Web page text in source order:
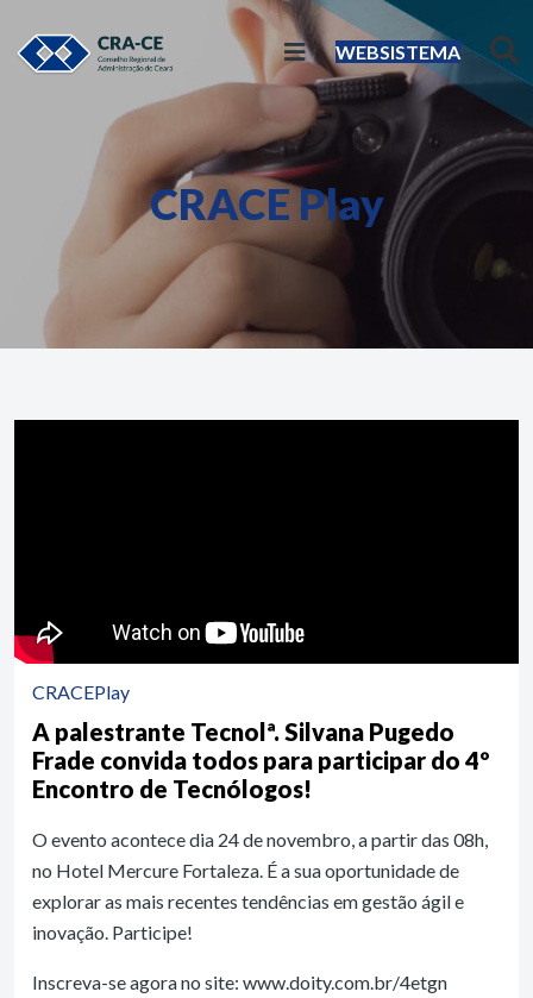
WEBSISTEMA
CRACE Play
CRACEPlay
A palestrante Tecnolª. Silvana Pugedo
Frade convida todos para participar do 4º
Encontro de Tecnólogos!
O evento acontece dia 24 de novembro, a partir das 08h,
no Hotel Mercure Fortaleza. É a sua oportunidade de
explorar as mais recentes tendências em gestão ágil e
inovação. Participe!
Inscreva-se agora no site: www.doity.com.br/4etgn